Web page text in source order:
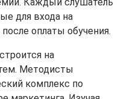
для входа на
оплаты обучения.
на
Методисты
комплекс по